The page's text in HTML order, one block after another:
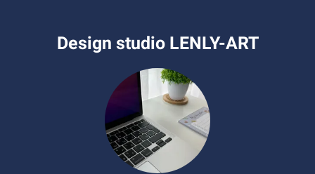
Design studio LENLY-ART